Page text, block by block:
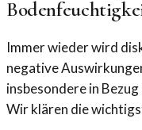
Immer wieder wird
negative
insbesondere in
Wir klären die